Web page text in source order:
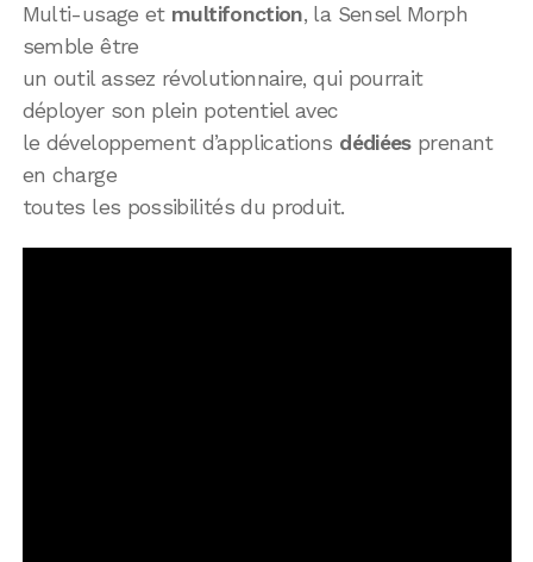
Multi-usage et multifonction, la Sensel Morph
semble être
un outil assez révolutionnaire, qui pourrait
déployer son plein potentiel avec
le développement d’applications dédiéesprenant
en charge
toutes les possibilités du produit.